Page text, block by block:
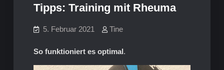
Tipps: Training mit Rheuma
5. Februar 2021 Tine
So funktioniert es optimal.